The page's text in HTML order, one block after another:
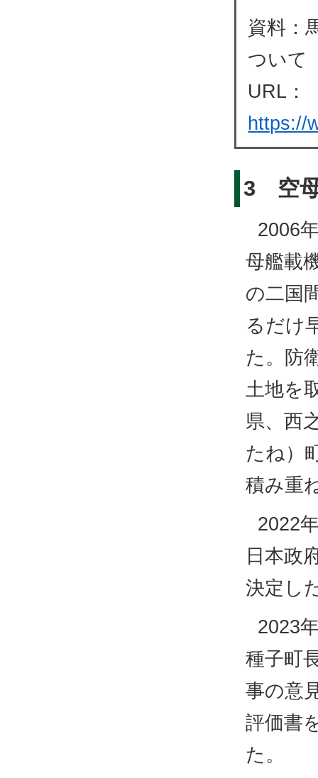
資料：
ついて
URL：
https://
3 空母
2006
母艦載
の二国
るだけ
た。防
土地を
県、西
たね）
積み重
2022
日本政
決定し
2023
種子町
事の意
評価書
た。